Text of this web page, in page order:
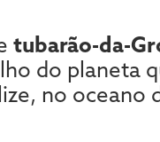
tubarão-da-
do planeta
no oceano